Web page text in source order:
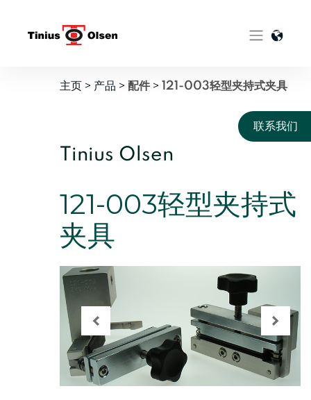
主页 > 产品 > 配件 > 121-003轻型夹持式夹具
Tinius Olsen
121-003轻型夹持式
夹具
联系我们